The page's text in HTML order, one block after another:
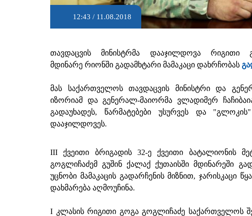
12:43 / 11.08.2018
თავდაცვის მინისტრმა დააჯილდოვა რიგითი
მდინარე რიონში გადამხტარი მამაკაცი დახრჩობას
მას საქართველოს თავდაცვის მინისტრი და
იზორიამ და გენერალ-მაიორმა ვლადიმერ
გადაუხადეს, წარმატებები უსურვეს და
დააჯილდოვეს.
III ქვეითი ბრიგადის 32-ე ქვეითი ბატალიონის
გოგლიჩაძემ გუშინ ქალაქ ქუთაისში მდინარეში
უცნობი მამაკაცის გადარჩენის მიზნით, ჯარისკაცი
დახმარება აღმოუჩინა.
I კლასის რიგითი გოგა გოგლიჩაძე საქართველოს